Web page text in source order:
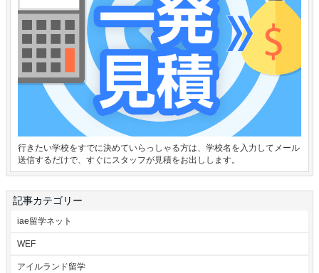
行きたい学校をすでに決めていらっしゃる方は、学校名を入力してメール
送信するだけで、すぐにスタッフが見積をお出しします。
記事カテゴリー
iae留学ネット
WEF
アイルランド留学